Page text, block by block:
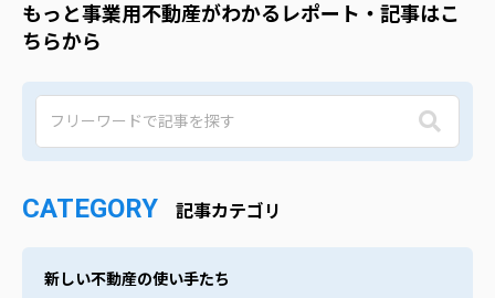
もっと事業用不動産がわかるレポート・記事はこ
ちらから
CATEGORY 記事カテゴリ
新しい不動産の使い手たち